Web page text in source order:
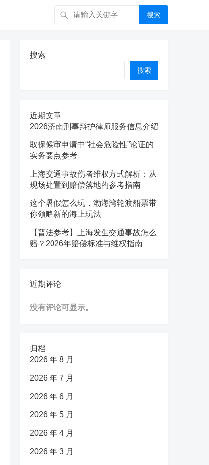
搜索
搜索
搜索
近期文章
2026济南刑事辩护律师服务信息介绍
取保候审申请中“社会危险性”论证的
实务要点参考
上海交通事故伤者维权方式解析：从
现场处置到赔偿落地的参考指南
这个暑假怎么玩，渤海湾轮渡船票带
你领略新的海上玩法
【普法参考】上海发生交通事故怎么
赔？2026年赔偿标准与维权指南
近期评论
没有评论可显示。
归档
2026 年 8 月
2026 年 7 月
2026 年 6 月
2026 年 5 月
2026 年 4 月
2026 年 3 月